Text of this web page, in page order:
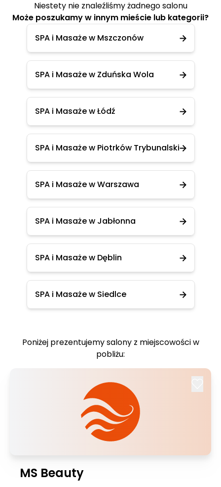
Niestety nie znaleźliśmy żadnego salonu
Może poszukamy w innym mieście lub kategorii?
SPA i Masaże w Mszczonów
SPA i Masaże w Zduńska Wola
SPA i Masaże w Łódź
SPA i Masaże w Piotrków Trybunalski
SPA i Masaże w Warszawa
SPA i Masaże w Jabłonna
SPA i Masaże w Dęblin
SPA i Masaże w Siedlce
Poniżej prezentujemy salony z miejscowości w
pobliżu:
MS Beauty